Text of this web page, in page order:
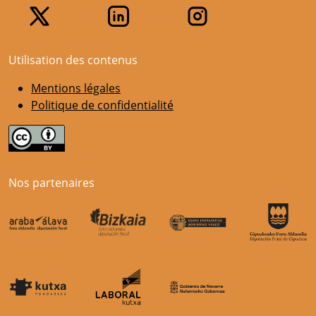
Utilisation des contenus
Mentions légales
Politique de confidentialité
Nos partenaires